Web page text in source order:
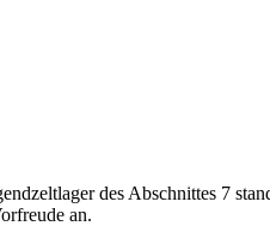
des Abschnittes 7
an.